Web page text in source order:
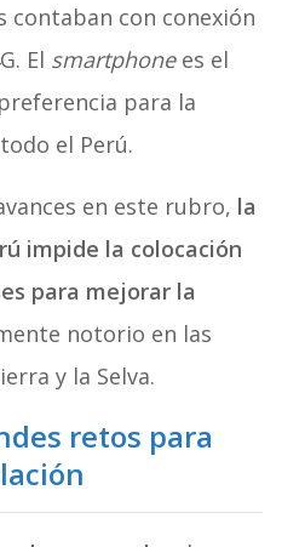
contaban con conexión
El smartphonees el
para la
el Perú.
en este rubro, la
impide la colocación
para mejorar la
notorio en las
y la Selva.
retos para